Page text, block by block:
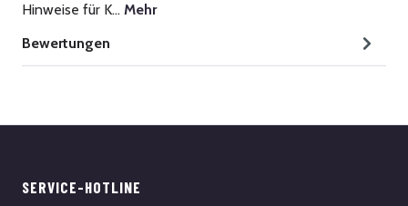
Hinweise für K… Mehr
Bewertungen
SERVICE-HOTLINE